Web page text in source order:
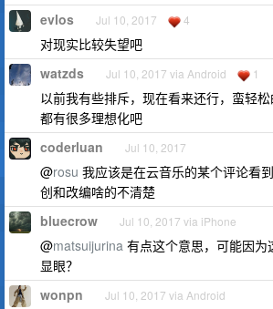
evlos Jul 10, 2017 4
对现实比较失望吧
watzds Jul 10, 2017 via Android 1
以前我有些排斥，现在看来还行，蛮轻
都有很多理想化吧
coderluan Jul 10, 2017
@rosu 我应该是在云音乐的某个评论看
创和改编啥的不清楚
bluecrow Jul 10, 2017 via iPhone
@matsuijurina 有点这个意思，可能因为
显眼？
wonpn Jul 10, 2017 via Android